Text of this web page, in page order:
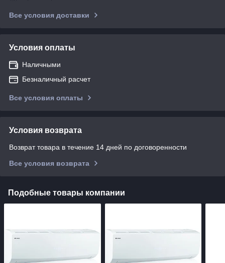
Все условия доставки
Условия оплаты
Наличными
Безналичный расчет
Все условия оплаты
Условия возврата
Возврат товара в течение 14 дней по договоренности
Все условия возврата
Подобные товары компании